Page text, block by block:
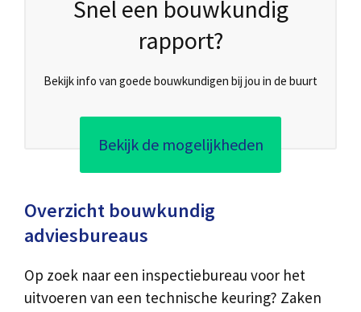
Snel een bouwkundig
rapport?
Bekijk info van goede bouwkundigen bij jou in de buurt
Bekijk de mogelijkheden
Overzicht bouwkundig
adviesbureaus
Op zoek naar een inspectiebureau voor het
uitvoeren van een technische keuring? Zaken